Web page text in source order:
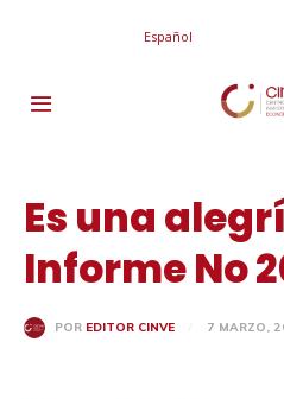
Español
Es una
Informe No
POR EDITOR CINVE 7 MARZO,